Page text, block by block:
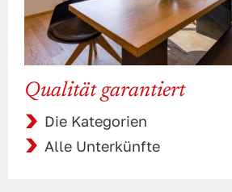
Qualität garantiert
Die Kategorien
Alle Unterkünfte